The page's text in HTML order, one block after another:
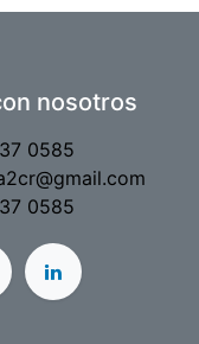
nosotros
0585
0585